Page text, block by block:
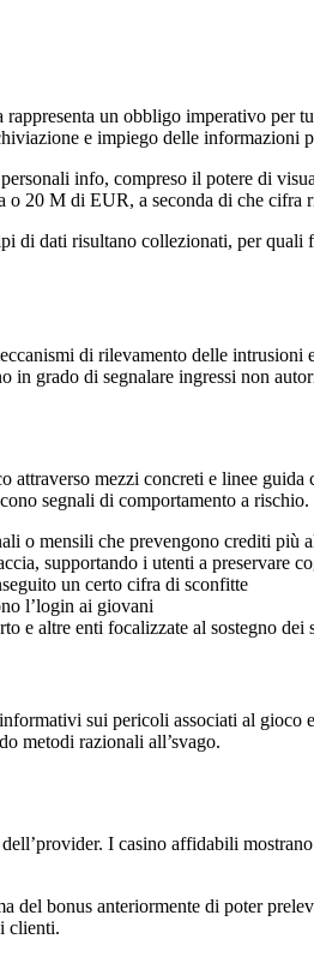
un obbligo imperativo per
e impiego delle informazioni
info, compreso il potere di
o 20 M di EUR, a seconda di che cifra
dati risultano collezionati, per quali
di rilevamento delle
grado di segnalare ingressi non
mezzi concreti e linee
segnali di comportamento a rischio.
o mensili che prevengono crediti più
supportando i utenti a preservare
un certo cifra di sconfitte
l’login ai giovani
e altre enti focalizzate al sostegno dei
sui pericoli associati al gioco
metodi razionali all’svago.
I casino affidabili
del bonus anteriormente di poter
clienti.